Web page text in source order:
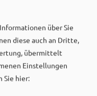
und hol dir deinen
über Sie
diese auch an Dritte,
übermittelt
Einstellungen
Sie hier: